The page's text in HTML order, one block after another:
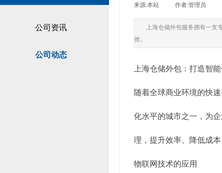
公司资讯
公司动态
来源:本站 作者:管理员
上海仓储外包服务拥有一
效。
上海仓储外包：打造智
随着全球商业环境的快
化水平的城市之一，为
理，提升效率、降低成
物联网技术的应用